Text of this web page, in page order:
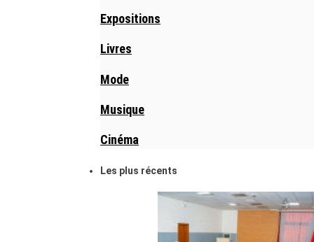
Expositions
Livres
Mode
Musique
Cinéma
Les plus récents